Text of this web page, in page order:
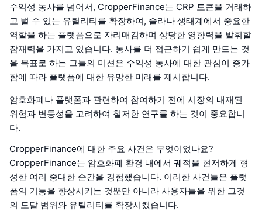
수익성 농사를 넘어서, CropperFinance는 CRP 토큰을 거래하
고 벌 수 있는 유틸리티를 확장하여, 솔라나 생태계에서 중요한
역할을 하는 플랫폼으로 자리매김하며 상당한 영향력을 발휘할
잠재력을 가지고 있습니다. 농사를 더 접근하기 쉽게 만드는 것
을 목표로 하는 그들의 미션은 수익성 농사에 대한 관심이 증가
함에 따라 플랫폼에 대한 유망한 미래를 제시합니다.
암호화폐나 플랫폼과 관련하여 참여하기 전에 시장의 내재된
위험과 변동성을 고려하여 철저한 연구를 하는 것이 중요합니
다.
CropperFinance에 대한 주요 사건은 무엇이었나요?
CropperFinance는 암호화폐 환경 내에서 궤적을 현저하게 형
성한 여러 중대한 순간을 경험했습니다. 이러한 사건들은 플랫
폼의 기능을 향상시키는 것뿐만 아니라 사용자들을 위한 그것
의 도달 범위와 유틸리티를 확장시켰습니다.